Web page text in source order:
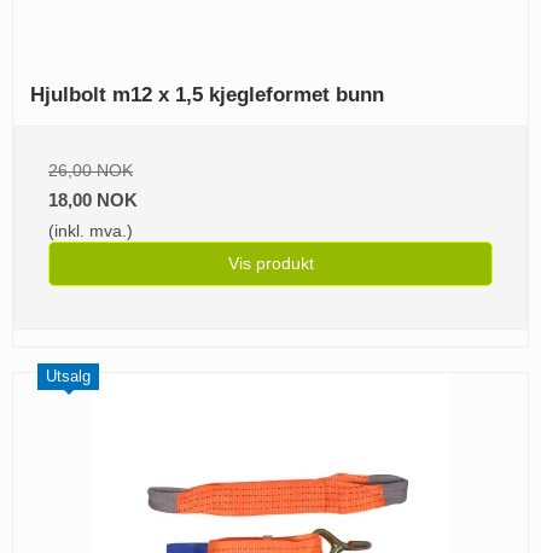
Hjulbolt m12 x 1,5 kjegleformet bunn
26,00 NOK
18,00 NOK
(inkl. mva.)
Vis produkt
Utsalg